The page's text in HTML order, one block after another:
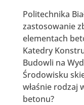
Politechnika
zastosowanie
elementach
Katedry
Budowli na
Środowisku
właśnie rodzaj
betonu?